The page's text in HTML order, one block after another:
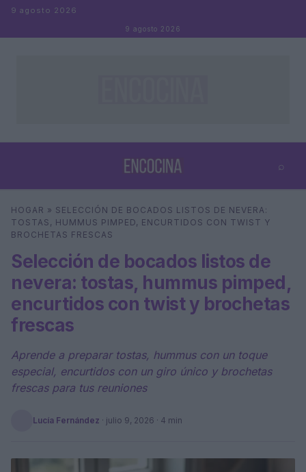
Saltar al contenido
9 agosto 2026
9 agosto 2026
⌕
Buscar ⌕
HOGAR » SELECCIÓN DE BOCADOS LISTOS DE NEVERA:
TOSTAS, HUMMUS PIMPED, ENCURTIDOS CON TWIST Y
BROCHETAS FRESCAS
Selección de bocados listos de
nevera: tostas, hummus pimped,
encurtidos con twist y brochetas
frescas
Aprende a preparar tostas, hummus con un toque
especial, encurtidos con un giro único y brochetas
frescas para tus reuniones
Lucía Fernández · julio 9, 2026 · 4 min